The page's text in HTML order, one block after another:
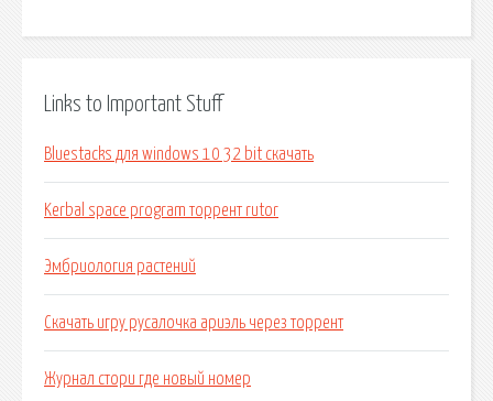
Links to Important Stuff
Bluestacks для windows 10 32 bit скачать
Kerbal space program торрент rutor
Эмбриология растений
Скачать игру русалочка ариэль через торрент
Журнал стори где новый номер